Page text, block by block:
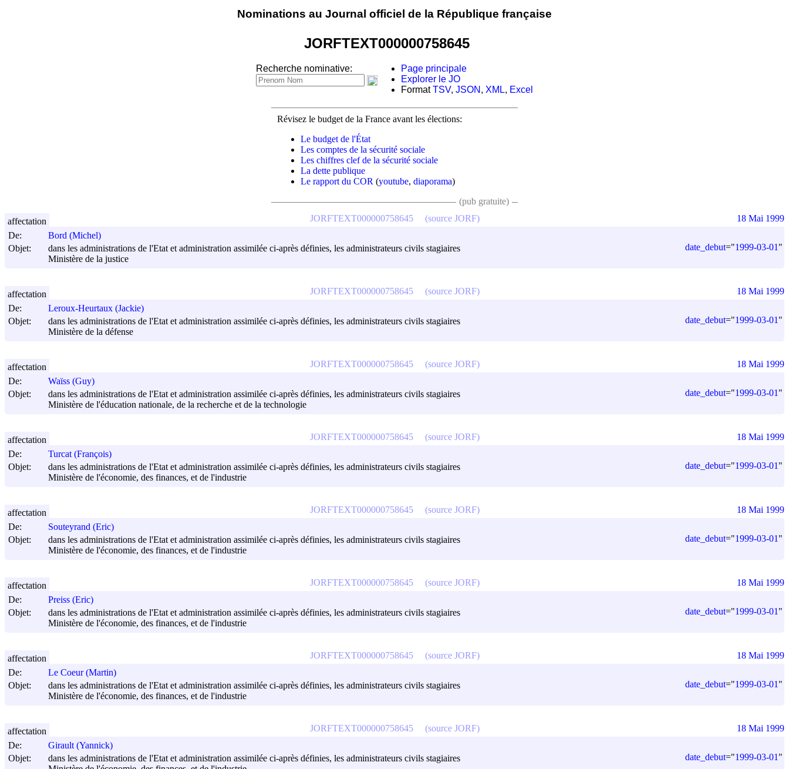
Nominations au Journal officiel de la République française
JORFTEXT000000758645
Recherche nominative:
Page principale
Explorer le JO
FormatTSV, JSON , XML, Excel
Révisez le budget de la France avant les élections:
Le budget de l'État
Les comptes de la sécurité sociale
Les chiffres clef de la sécurité sociale
La dette publique
Le rapport du COR (youtube, diaporama)
(pub gratuite)
De:
Bord (Michel)
Objet:
dans les administrations de l'Etat et administration assimilée ci-après définies, les administrateurs civils stagiaires
Ministère de la justice
date_debut="1999-03-01 "
JORFTEXT000000758645 (source JORF)
affectation 18 Mai 1999
De:
Leroux-Heurtaux (Jackie)
Objet:
dans les administrations de l'Etat et administration assimilée ci-après définies, les administrateurs civils stagiaires
Ministère de la défense
date_debut="1999-03-01 "
JORFTEXT000000758645 (source JORF)
affectation 18 Mai 1999
De:
Waïss (Guy)
Objet:
dans les administrations de l'Etat et administration assimilée ci-après définies, les administrateurs civils stagiaires
Ministère de l'éducation nationale, de la recherche et de la technologie
date_debut="1999-03-01 "
JORFTEXT000000758645 (source JORF)
affectation 18 Mai 1999
De:
Turcat (François)
Objet:
dans les administrations de l'Etat et administration assimilée ci-après définies, les administrateurs civils stagiaires
Ministère de l'économie, des finances, et de l'industrie
date_debut="1999-03-01 "
JORFTEXT000000758645 (source JORF)
affectation 18 Mai 1999
De:
Souteyrand (Eric)
Objet:
dans les administrations de l'Etat et administration assimilée ci-après définies, les administrateurs civils stagiaires
Ministère de l'économie, des finances, et de l'industrie
date_debut="1999-03-01 "
JORFTEXT000000758645 (source JORF)
affectation 18 Mai 1999
De:
Preiss (Eric)
Objet:
dans les administrations de l'Etat et administration assimilée ci-après définies, les administrateurs civils stagiaires
Ministère de l'économie, des finances, et de l'industrie
date_debut="1999-03-01 "
JORFTEXT000000758645 (source JORF)
affectation 18 Mai 1999
De:
Le Coeur (Martin)
Objet:
dans les administrations de l'Etat et administration assimilée ci-après définies, les administrateurs civils stagiaires
Ministère de l'économie, des finances, et de l'industrie
date_debut="1999-03-01 "
JORFTEXT000000758645 (source JORF)
affectation 18 Mai 1999
De:
Girault (Yannick)
Objet:
dans les administrations de l'Etat et administration assimilée ci-après définies, les administrateurs civils stagiaires
date_debut="1999-03-01 "
JORFTEXT000000758645 (source JORF)
affectation 18 Mai 1999